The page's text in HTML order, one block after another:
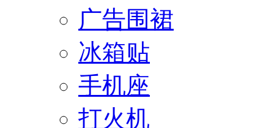
广告围裙
冰箱贴
手机座
打火机